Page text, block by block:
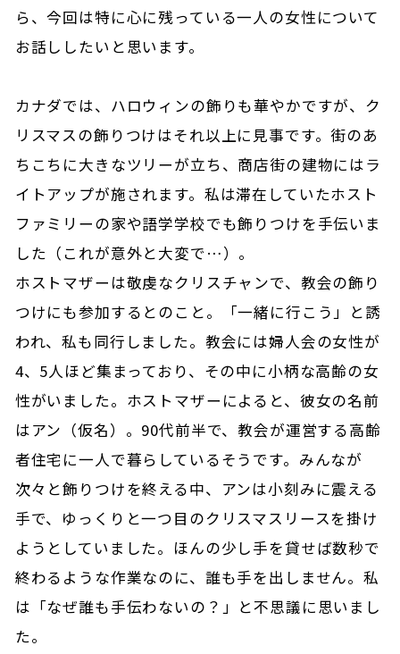
ら、今回は特に心に残っている一人の女性について
お話ししたいと思います。
カナダでは、ハロウィンの飾りも華やかですが、ク
リスマスの飾りつけはそれ以上に見事です。街のあ
ちこちに大きなツリーが立ち、商店街の建物にはラ
イトアップが施されます。私は滞在していたホスト
ファミリーの家や語学学校でも飾りつけを手伝いま
した（これが意外と大変で…）。
ホストマザーは敬虔なクリスチャンで、教会の飾り
つけにも参加するとのこと。「一緒に行こう」と誘
われ、私も同行しました。教会には婦人会の女性が
4、5人ほど集まっており、その中に小柄な高齢の女
性がいました。ホストマザーによると、彼女の名前
はアン（仮名）。90代前半で、教会が運営する高齢
者住宅に一人で暮らしているそうです。みんなが
次々と飾りつけを終える中、アンは小刻みに震える
手で、ゆっくりと一つ目のクリスマスリースを掛け
ようとしていました。ほんの少し手を貸せば数秒で
終わるような作業なのに、誰も手を出しません。私
は「なぜ誰も手伝わないの？」と不思議に思いまし
た。